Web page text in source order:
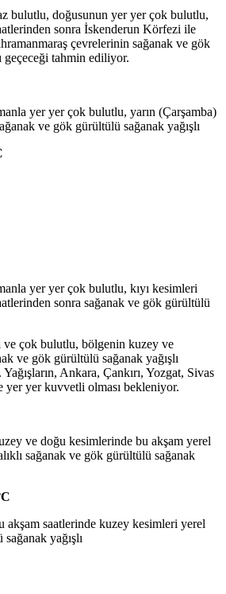
bulutlu, doğusunun yer yer çok bulutlu,
sonra İskenderun Körfezi ile
çevrelerinin sağanak ve gök
geçeceği tahmin ediliyor.
yer yer çok bulutlu, yarın (Çarşamba)
ve gök gürültülü sağanak yağışlı
yer yer çok bulutlu, kıyı kesimleri
sonra sağanak ve gök gürültülü
ve çok bulutlu, bölgenin kuzey ve
ve gök gürültülü sağanak yağışlı
Ankara, Çankırı, Yozgat, Sivas
yer yer kuvvetli olması bekleniyor.
ve doğu kesimlerinde bu akşam yerel
sağanak ve gök gürültülü sağanak
akşam saatlerinde kuzey kesimleri yerel
yağışlı